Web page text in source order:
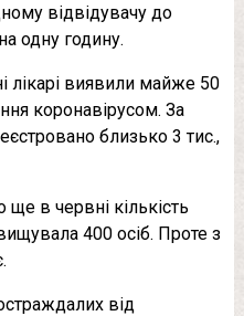
відвідувачу до
одну годину.
лікарі виявили майже 50
коронавірусом. За
близько 3 тис.,
в червні кількість
400 осіб. Проте з
від